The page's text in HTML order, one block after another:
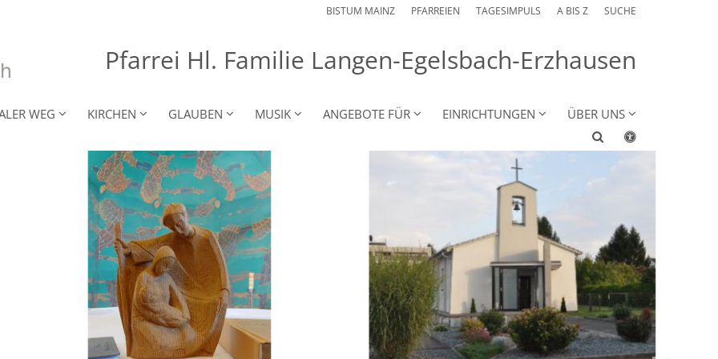
BISTUM MAINZ PFARREIEN TAGESIMPULS A BIS Z SUCHE
Pfarrei Hl. Familie Langen-Egelsbach-Erzhausen
WEG KIRCHEN GLAUBEN MUSIK ANGEBOTE FÜR EINRICHTUNGEN ÜBER UNS